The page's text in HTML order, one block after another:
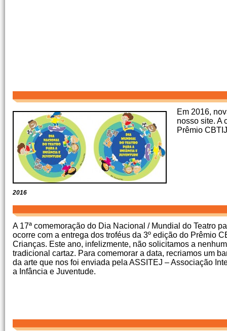
2016
Em 2016,
nosso site. A
Prêmio
A 17ª comemoração do Dia Nacional / Mundial do Teatro
ocorre com a entrega dos troféus da 3º edição do Prêmio
Crianças. Este ano, infelizmente, não solicitamos a
tradicional cartaz. Para comemorar a data, recriamos um
da arte que nos foi enviada pela ASSITEJ – Associação
a Infância e Juventude.